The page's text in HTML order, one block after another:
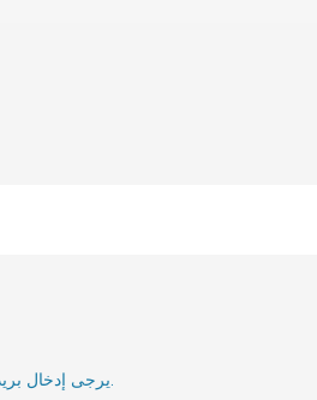
يرجى إدخال بريدك الإلكتروني وسنقوم بإعلامك عند إعادة تنشيطه.